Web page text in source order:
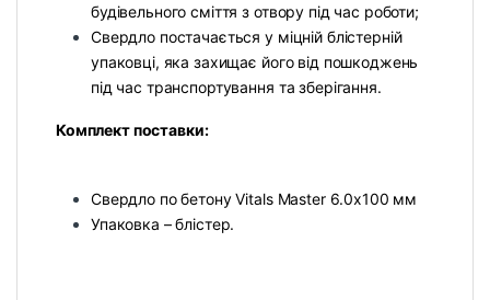
будівельного сміття з отвору під час роботи;
Свердло постачається у міцній блістерній
упаковці, яка захищає його від пошкоджень
під час транспортування та зберігання.
Комплект поставки:
Свердло по бетону Vitals Master 6.0х100 мм
Упаковка – блістер.